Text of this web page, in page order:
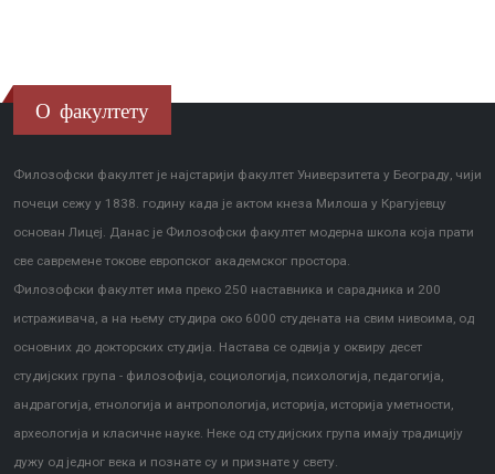
О факултету
Филозофски факултет је најстарији факултет Универзитета у Београду, чији
почеци сежу у 1838. годину када је актом кнеза Милоша у Крагујевцу
основан Лицеј. Данас је Филозофски факултет модерна школа која прати
све савремене токове европског академског простора.
Филозофски факултет има преко 250 наставника и сарадника и 200
истраживача, а на њему студира око 6000 студената на свим нивоима, од
основних до докторских студија. Настава се одвија у оквиру десет
студијских група - филозофија, социологија, психологија, педагогија,
андрагогија, етнологија и антропологија, историја, историја уметности,
археологија и класичне науке. Неке од студијских група имају традицију
дужу од једног века и познате су и признате у свету.